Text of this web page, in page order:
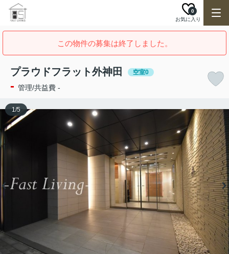
お気に入り
0
この物件の募集は終了しました。
プラウドフラット外神田 空室0
- 管理/共益費 -
1/5